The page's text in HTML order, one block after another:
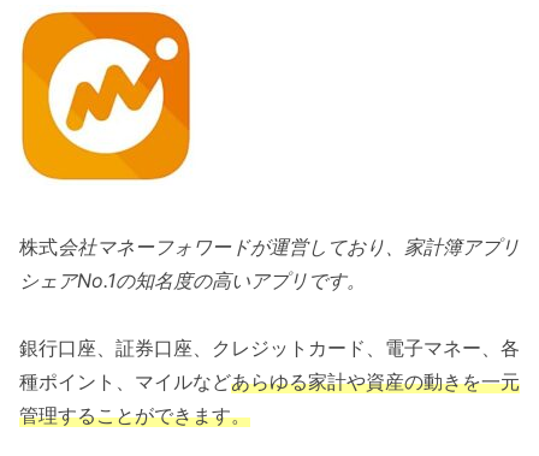
株式会社マネーフォワードが運営しており、家計簿アプリ
シェアNo.1の知名度の高いアプリです。
銀行口座、証券口座、クレジットカード、電子マネー、各
種ポイント、マイルなどあらゆる家計や資産の動きを一元
管理することができます。